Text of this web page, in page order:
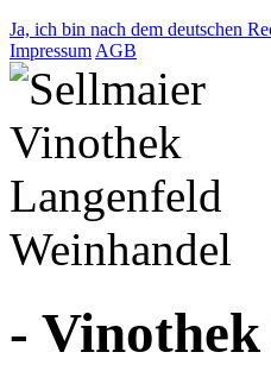
Ja, ich bin nach dem deutschen
Impressum AGB
-